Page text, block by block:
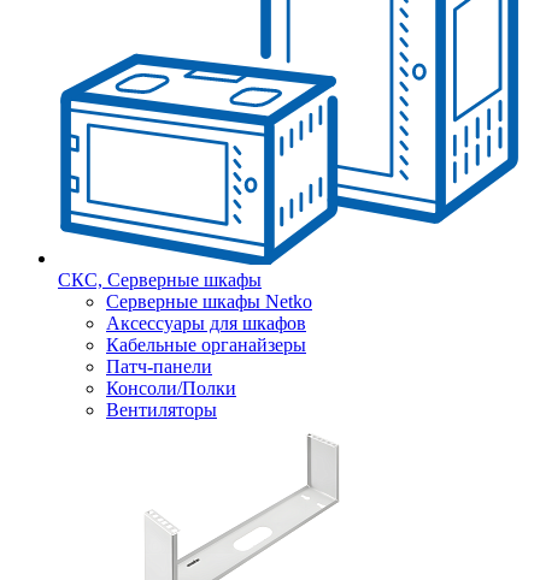
СКС, Серверные шкафы
Серверные шкафы Netko
Аксессуары для шкафов
Кабельные органайзеры
Патч-панели
Консоли/Полки
Вентиляторы